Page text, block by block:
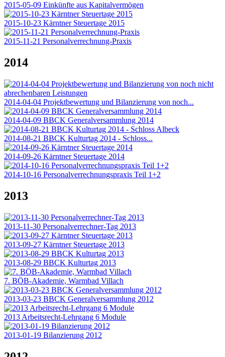
2015-05-09 Einkünfte aus Kapitalvermögen
2015-10-23 Kärntner Steuertage 2015
2015-11-21 Personalverrechnung-Praxis
2014
2014-04-04 Projektbewertung und Bilanzierung von noch...
2014-04-09 BBCK Generalversammlung 2014
2014-08-21 BBCK Kulturtag 2014 - Schloss...
2014-09-26 Kärntner Steuertage 2014
2014-10-16 Personalverrechnungspraxis Teil 1+2
2013
2013-11-30 Personalverrechner-Tag 2013
2013-09-27 Kärntner Steuertage 2013
2013-08-29 BBCK Kulturtag 2013
7. BÖB-Akademie, Warmbad Villach
2013-03-23 BBCK Generalversammlung 2012
2013 Arbeitsrecht-Lehrgang 6 Module
2013-01-19 Bilanzierung 2012